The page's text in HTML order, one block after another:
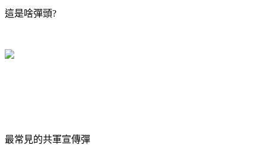
這是啥彈頭?
最常見的共軍宣傳彈